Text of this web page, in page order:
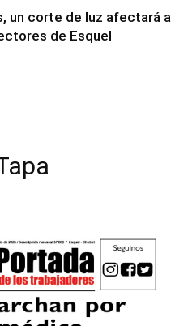
un corte de luz afectará a
de Esquel